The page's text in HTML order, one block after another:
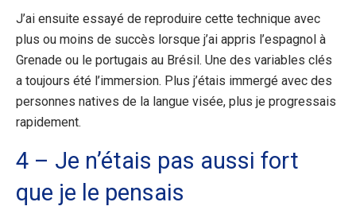
J’ai ensuite essayé de reproduire cette technique avec
plus ou moins de succès lorsque j’ai appris l’espagnol à
Grenade ou le portugais au Brésil. Une des variables clés
a toujours été l’immersion. Plus j’étais immergé avec des
personnes natives de la langue visée, plus je progressais
rapidement.
4 – Je n’étais pas aussi fort
que je le pensais